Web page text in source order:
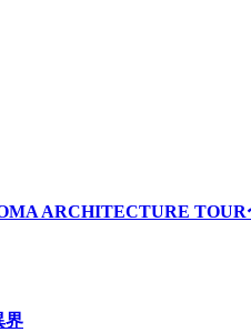
ARCHITECTURE
界